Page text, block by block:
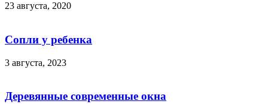
23 августа, 2020
Сопли у ребенка
3 августа, 2023
Деревянные современные окна